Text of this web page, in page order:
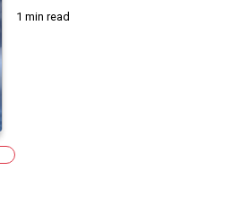
1 min read